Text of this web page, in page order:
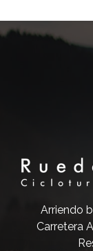
Arriendo
Carretera